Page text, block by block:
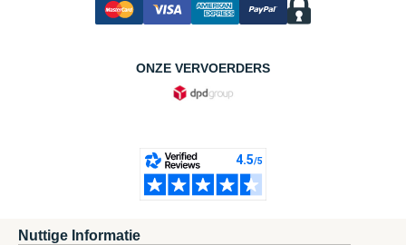
ONZE VERVOERDERS
Nuttige Informatie